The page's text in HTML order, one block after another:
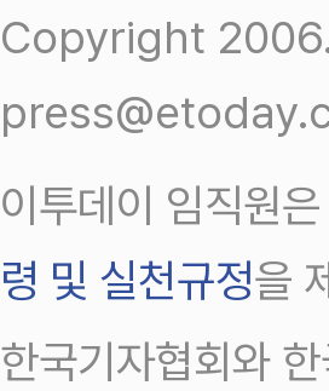
Copyright
이투데이 임직원
령 및 실천규정을
한국기자협회와